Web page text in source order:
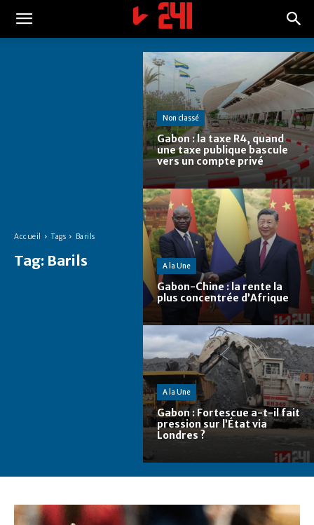
Accueil Tags Barils
Tag: Barils
Non classé
Gabon : la taxe R4, quand
une taxe publique bascule
vers un compte privé
A la Une
Gabon-Chine : la rente la
plus concentrée d’Afrique
A la Une
Gabon : Fortescue a-t-il fait
pression sur l’État via
Londres ?